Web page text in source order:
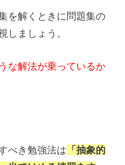
を解くときに問題集の
しましょう。
な解法が乗っているか
べき勉強法は 「抽象的